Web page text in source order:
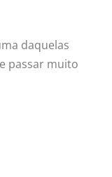
daquelas
passar muito